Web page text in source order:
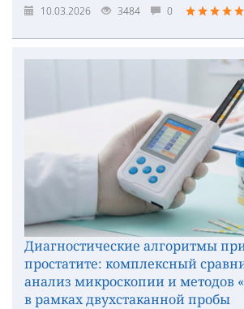
10.03.2026 3484 0
Диагностические алгоритмы
простатите: комплексный
анализ микроскопии и методов
в рамках двухстаканной пробы